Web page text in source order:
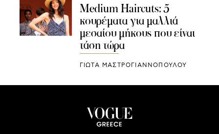
Medium Haircuts: 5
κουρέματα για μαλλιά
μεσαίου μήκους που είναι
τάση τώρα
ΓΙΩΤΑ ΜΑΣΤΡΟΓΙΑΝΝΟΠΟΥΛΟΥ